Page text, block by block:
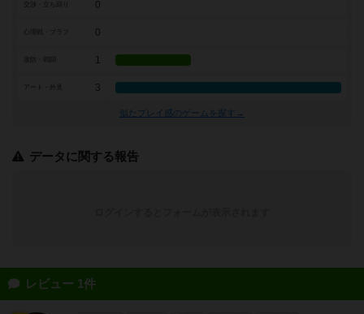
0
0
1
アート・外見 3
似たプレイ感のゲームを探す→
データに関する報告
レビュー 1件